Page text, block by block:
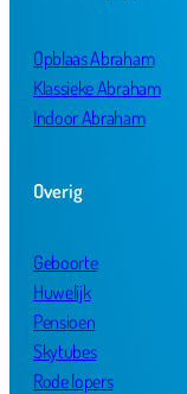
Opblaas Abraham
Klassieke Abraham
Indoor Abraham
Overig
Geboorte
Huwelijk
Pensioen
Skytubes
Rode lopers